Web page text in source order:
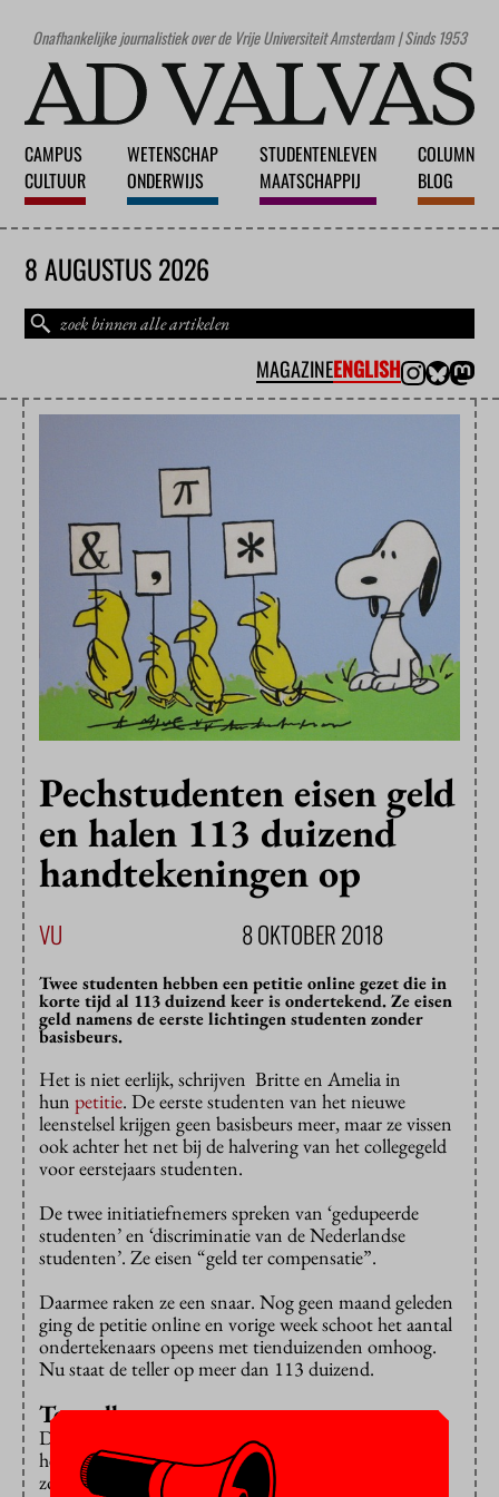
Onafhankelijke journalistiek over de Vrije Universiteit Amsterdam | Sinds 1953
CAMPUS
CULTUUR
WETENSCHAP
ONDERWIJS
STUDENTENLEVEN
MAATSCHAPPIJ
COLUMN
BLOG
8 AUGUSTUS 2026
MAGAZINEENGLISH
Pechstudenten eisen geld
en halen 113 duizend
handtekeningen op
VU 8 OKTOBER 2018
Twee studenten hebben een petitie online gezet die in
korte tijd al 113 duizend keer is ondertekend. Ze eisen
geld namens de eerste lichtingen studenten zonder
basisbeurs.
Het is niet eerlijk, schrijven Britte en Amelia in
hun petitie. De eerste studenten van het nieuwe
leenstelsel krijgen geen basisbeurs meer, maar ze vissen
ook achter het net bij de halvering van het collegegeld
voor eerstejaars studenten.
De twee initiatiefnemers spreken van ‘gedupeerde
studenten’ en ‘discriminatie van de Nederlandse
studenten’. Ze eisen “geld ter compensatie”.
Daarmee raken ze een snaar. Nog geen maand geleden
ging de petitie online en vorige week schoot het aantal
ondertekenaars opeens met tienduizenden omhoog.
Nu staat de teller op meer dan 113 duizend.
Tegoedbon
De basisbeurs werd in 2015 afgeschaft om geld voor
het hoger onderwijs vrij te maken, maar de opbrengst
zou er niet meteen zijn. Pas dit jaar vloeien de eerste